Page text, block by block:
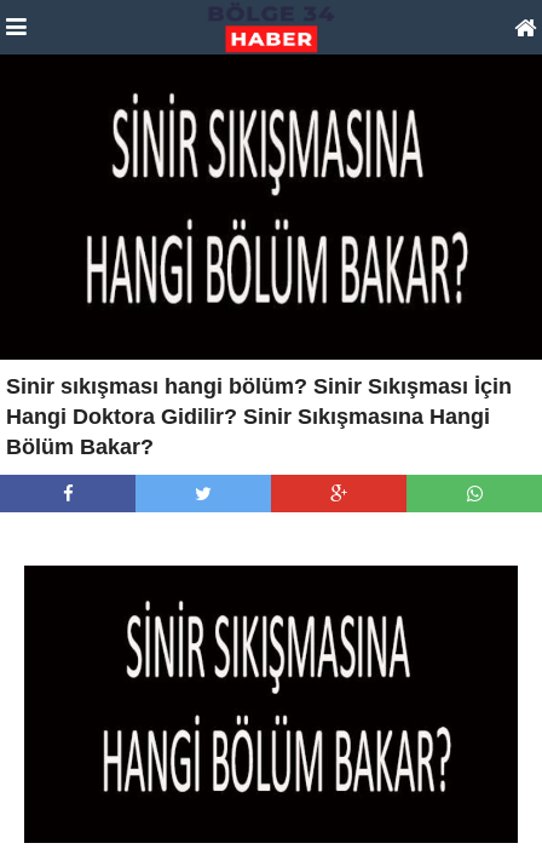
Sinir sıkışması hangi bölüm? Sinir Sıkışması İçin
Hangi Doktora Gidilir? Sinir Sıkışmasına Hangi
Bölüm Bakar?